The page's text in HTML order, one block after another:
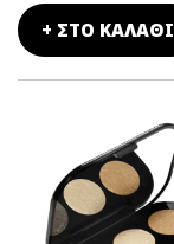
+ ΣΤΟ ΚΑΛΑΘΙ